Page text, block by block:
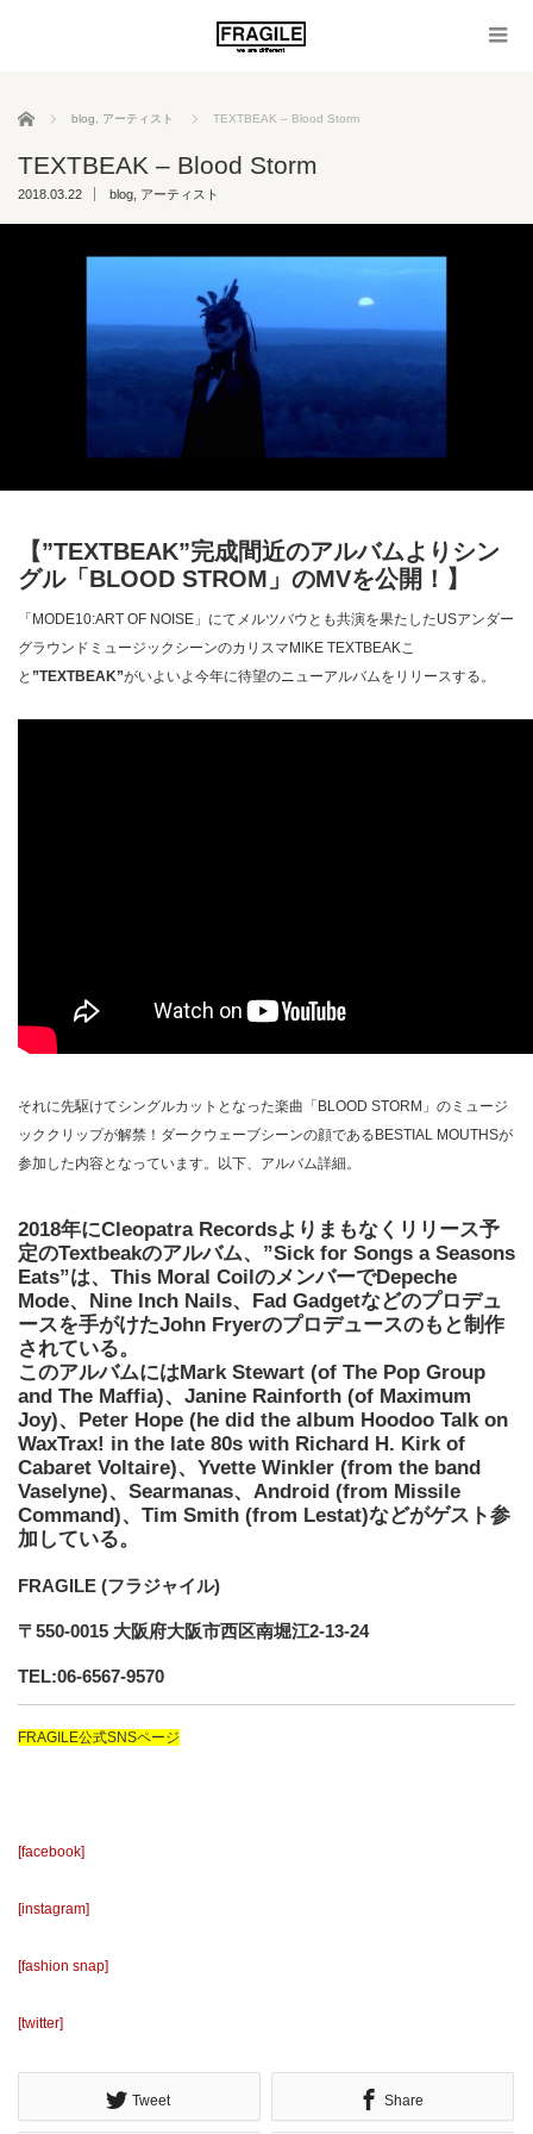
ホーム blog アーティスト TEXTBEAK – Blood Storm
TEXTBEAK – Blood Storm
2018.03.22 blog アーティスト
【”TEXTBEAK”完成間近のアルバムよりシン
グル「BLOOD STROM」のMVを公開！】
「MODE10:ART OF NOISE」にてメルツバウとも共演を果たしたUSアンダー
グラウンドミュージックシーンのカリスマMIKE TEXTBEAKこ
と ”TEXTBEAK”がいよいよ今年に待望のニューアルバムをリリースする。
それに先駆けてシングルカットとなった楽曲「BLOOD STORM」のミュージ
ッククリップが解禁！ダークウェーブシーンの顔であるBESTIAL MOUTHSが
参加した内容となっています。以下、アルバム詳細。
2018年にCleopatra Recordsよりまもなくリリース予
定のTextbeakのアルバム、”Sick for Songs a Seasons
Eats”は、This Moral CoilのメンバーでDepeche
Mode、Nine Inch Nails、Fad Gadgetなどのプロデュ
ースを手がけたJohn Fryerのプロデュースのもと制作
されている。
このアルバムにはMark Stewart (of The Pop Group
and The Maffia)、Janine Rainforth (of Maximum
Joy)、Peter Hope (he did the album Hoodoo Talk on
WaxTrax! in the late 80s with Richard H. Kirk of
Cabaret Voltaire)、Yvette Winkler (from the band
Vaselyne)、Searmanas、Android (from Missile
Command)、Tim Smith (from Lestat)などがゲスト参
加している。
FRAGILE (フラジャイル)
〒550-0015 大阪府大阪市西区南堀江2-13-24
TEL:06-6567-9570
FRAGILE公式SNSページ
[facebook]
[instagram]
[fashion snap]
[twitter]
Tweet Share